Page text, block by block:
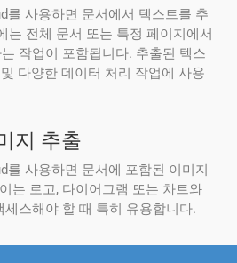
를 사용하면 문서에서 텍스트를 추
는 전체 문서 또는 특정 페이지에서
작업이 포함됩니다. 추출된 텍스
다양한 데이터 처리 작업에 사용
지 추출
를 사용하면 문서에 포함된 이미지
는 로고, 다이어그램 또는 차트와
스해야 할 때 특히 유용합니다.